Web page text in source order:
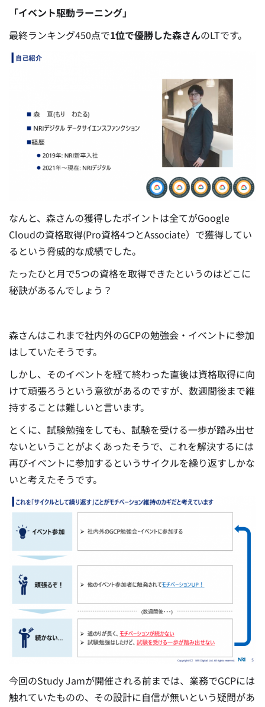
「イベント駆動ラーニング」
最終ランキング450点で1位で優勝した森さんのLTです。
なんと、森さんの獲得したポイントは全てがGoogle
Cloudの資格取得(Pro資格4つとAssociate）で獲得してい
るという脅威的な成績でした。
たったひと月で5つの資格を取得できたというのはどこに
秘訣があるんでしょう？
森さんはこれまで社内外のGCPの勉強会・イベントに参加
はしていたそうです。
しかし、そのイベントを経て終わった直後は資格取得に向
けて頑張ろうという意欲があるのですが、数週間後まで維
持することは難しいと言います。
とくに、試験勉強をしても、試験を受ける一歩が踏み出せ
ないということがよくあったそうで、これを解決するには
再びイベントに参加するというサイクルを繰り返すしかな
いと考えたそうです。
今回のStudy Jamが開催される前までは、業務でGCPには
触れていたものの、その設計に自信が無いという疑問があ